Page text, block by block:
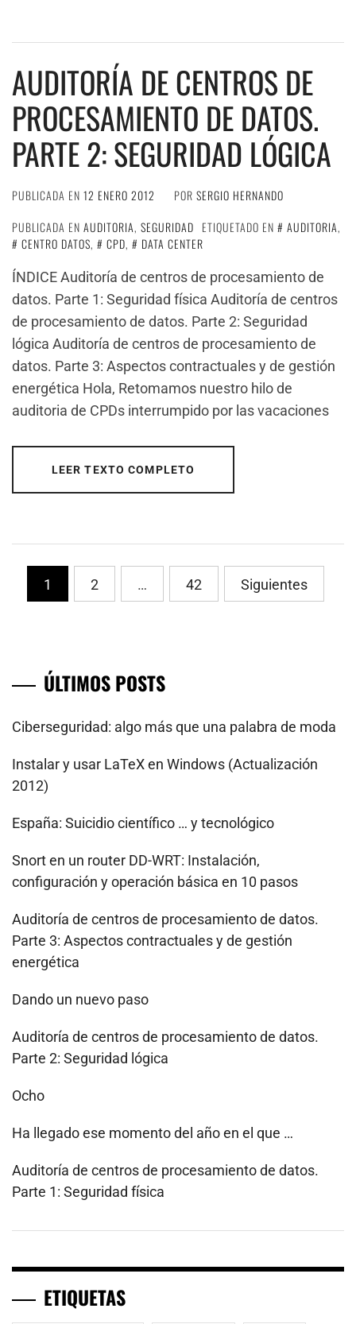
AUDITORÍA DE CENTROS DE
PROCESAMIENTO DE DATOS.
PARTE 2: SEGURIDAD LÓGICA
PUBLICADA EN 12 ENERO 2012 POR SERGIO HERNANDO
PUBLICADA EN AUDITORIA, SEGURIDAD ETIQUETADO EN AUDITORIA,
CENTRO DATOS, CPD,
DATA CENTER
ÍNDICE Auditoría de centros de procesamiento de
datos. Parte 1: Seguridad física Auditoría de centros
de procesamiento de datos. Parte 2: Seguridad
lógica Auditoría de centros de procesamiento de
datos. Parte 3: Aspectos contractuales y de gestión
energética Hola, Retomamos nuestro hilo de
auditoria de CPDs interrumpido por las vacaciones
LEER TEXTO COMPLETO
PaginaciÃ³n
1 2 … 42 Siguientes
ÚLTIMOS POSTS
Ciberseguridad: algo más que una palabra de moda
Instalar y usar LaTeX en Windows (Actualización
2012)
España: Suicidio científico … y tecnológico
Snort en un router DD-WRT: Instalación,
configuración y operación básica en 10 pasos
Auditoría de centros de procesamiento de datos.
Parte 3: Aspectos contractuales y de gestión
energética
Dando un nuevo paso
Auditoría de centros de procesamiento de datos.
Parte 2: Seguridad lógica
Ocho
Ha llegado ese momento del año en el que …
Auditoría de centros de procesamiento de datos.
Parte 1: Seguridad física
ETIQUETAS